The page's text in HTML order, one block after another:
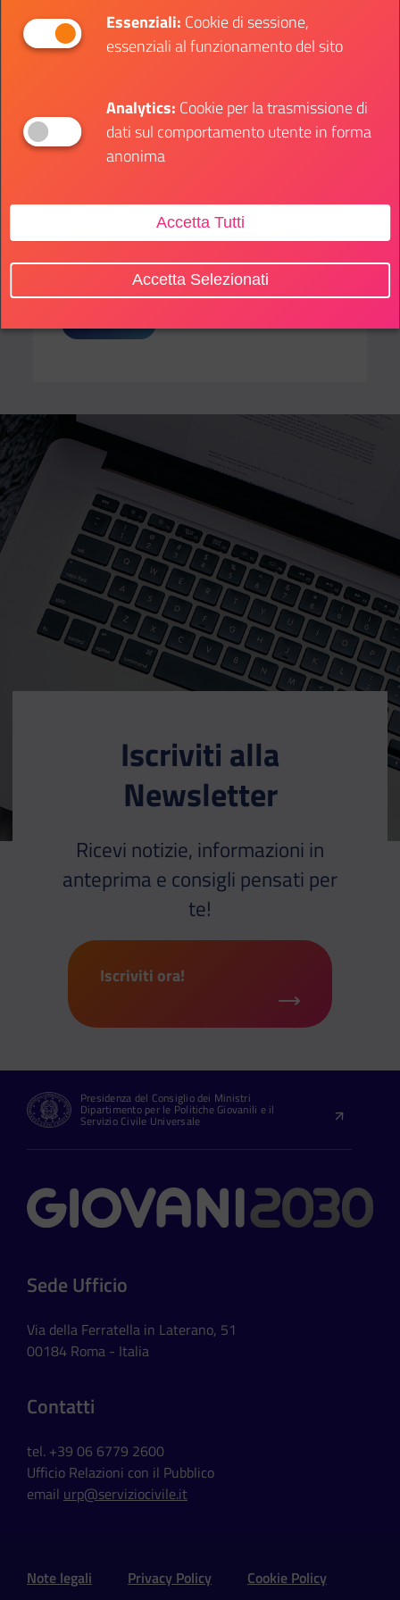
newsletter.
Condividi:
Condividi su FacebookCondividi su TwitterCondividi su
SOTTO CATEGORIE:
Iscriviti alla
Newsletter
Ricevi notizie, informazioni in
anteprima e consigli pensati per
te!
Iscriviti ora!
Presidenza del Consiglio dei Ministri
Dipartimento per le Politiche Giovanili e il
Servizio Civile Universale
Contatti
Sede Ufficio
Via della Ferratella in Laterano, 51
00184 Roma - Italia
Contatti
tel. +39 06 6779 2600
Ufficio Relazioni con il Pubblico
email urp@serviziocivile.it
Sezione Link Utili e Social
Note legali Privacy Policy
Cookie Policy
Essenziali: Cookie di sessione,
essenziali al funzionamento del sito
Analytics: Cookie per la trasmissione di
dati sul comportamento utente in forma
anonima
Accetta Tutti
Accetta Selezionati